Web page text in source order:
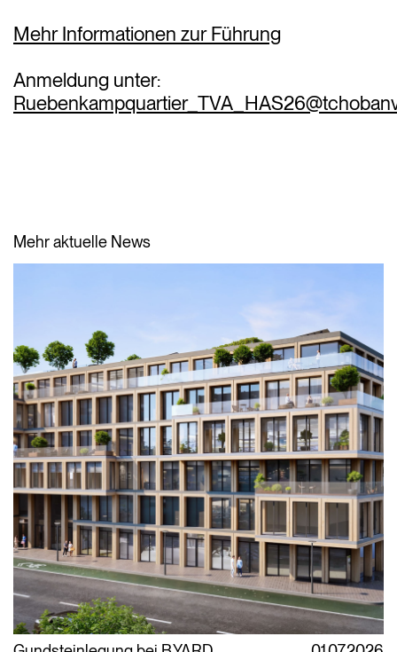
Mehr Informationen zur Führung
Anmeldung unter:
Mehr aktuelle News